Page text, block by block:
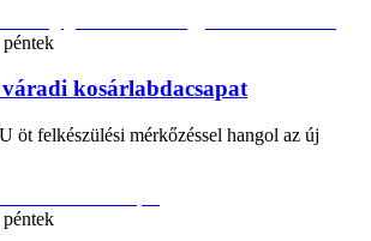
kosárlabdacsapat
öt felkészülési mérkőzéssel hangol az új